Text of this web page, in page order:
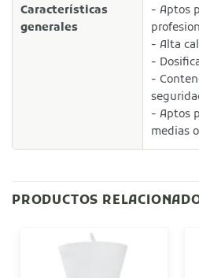
Características
generales
- Aptos
- Alta
-
-
- Aptos
medias
PRODUCTOS